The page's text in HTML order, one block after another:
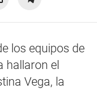
los equipos de
hallaron el
Vega, la